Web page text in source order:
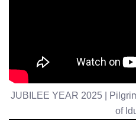
JUBILEE YEAR 2025 |
of